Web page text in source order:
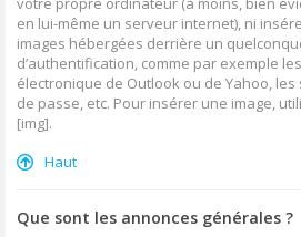
en lui-même un serveur internet), ni
images hébergées derrière un
d’authentification, comme par exemple
électronique de Outlook ou de Yahoo,
de passe, etc. Pour insérer une image,
[img].
Haut
Que sont les annonces générales ?